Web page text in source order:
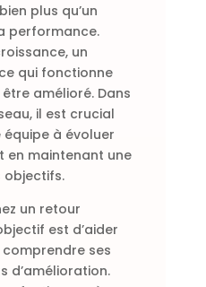
plus qu’un
performance.
un
qui fonctionne
amélioré. Dans
il est crucial
à évoluer
en maintenant une
objectifs.
un retour
est d’aider
ses
d’amélioration.